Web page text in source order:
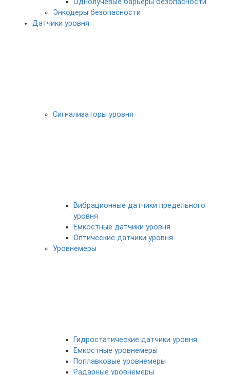
Однолучевые барьеры безопасности
Энкодеры безопасности
Датчики уровня
Сигнализаторы уровня
Вибрационные датчики предельного
уровня
Емкостные датчики уровня
Оптические датчики уровня
Уровнемеры
Гидростатические датчики уровня
Емкостные уровнемеры
Поплавковые уровнемеры
Радарные уровнемеры